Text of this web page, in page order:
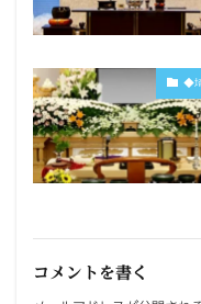
◆
コメントを書く